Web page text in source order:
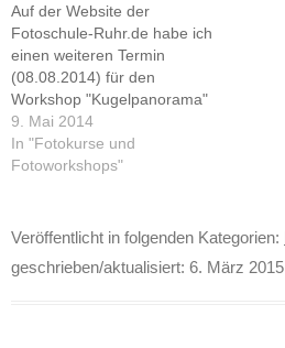
Auf der Website der
Fotoschule-Ruhr.de habe ich
einen weiteren Termin
(08.08.2014) für den
Workshop "Kugelpanorama"
veröffentlicht. Seit
mittlerweile 12 Jahren findet
dieser Spezialkurs statt. In
aber in Bezug auf die
sich in der Zeit soviel
9. Mai 2014
In "Fotokurse und
Fotoworkshops"
Veröffentlicht in folgenden Kategorien:
geschrieben/aktualisiert: 6. März 2015